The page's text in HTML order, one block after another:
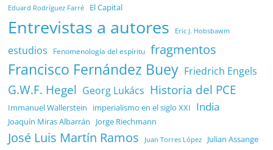
Eduard Rodríguez Farré El Capital
Entrevistas a autores Eric J. Hobsbawm
estudios Fenomenología del espíritu fragmentos
Francisco Fernández Buey Friedrich Engels
G.W.F. Hegel Georg Lukács Historia del PCE
Immanuel Wallerstein imperialismo en el siglo XXI India
Joaquín Miras Albarrán Jorge Riechmann
José Luis Martín Ramos Juan Torres López Julian Assange